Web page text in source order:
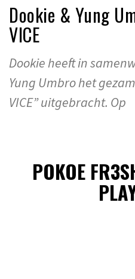
Dookie & Yung
VICE
Dookie heeft in
Yung Umbro het
VICE” uitgebracht. Op
POKOE